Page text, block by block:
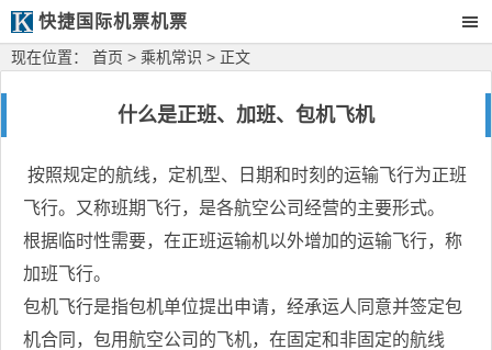
快捷国际机票机票
现在位置： 首页 > 乘机常识 > 正文
什么是正班、加班、包机飞机
按照规定的航线，定机型、日期和时刻的运输飞行为正班
飞行。又称班期飞行，是各航空公司经营的主要形式。
根据临时性需要，在正班运输机以外增加的运输飞行，称
加班飞行。
包机飞行是指包机单位提出申请，经承运人同意并签定包
机合同，包用航空公司的飞机，在固定和非固定的航线